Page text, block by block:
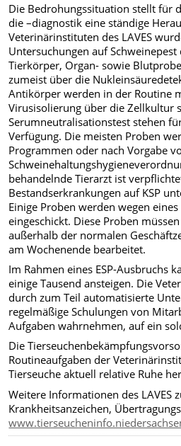
Die Bedrohungssituation stellt für
die –diagnostik eine ständige
Veterinärinstituten des LAVES
Untersuchungen auf
Tierkörper, Organ- sowie
zumeist über die
Antikörper werden in der Routine
Virusisolierung über die Zellkultur
Serumneutralisationstest stehen
Verfügung. Die meisten Proben
Programmen oder nach Vorgabe
behandelnde Tierarzt ist
Bestandserkrankungen auf KSP
Einige Proben werden wegen
eingeschickt. Diese Proben
außerhalb der normalen
am Wochenende bearbeitet.
Im Rahmen eines ESP-Ausbruchs
einige Tausend ansteigen. Die
durch zum Teil automatisierte
regelmäßige Schulungen von
Aufgaben wahrnehmen, auf ein
Die
Routineaufgaben der
Tierseuche aktuell relative Ruhe
Weitere Informationen des LAVES
Krankheitsanzeichen,